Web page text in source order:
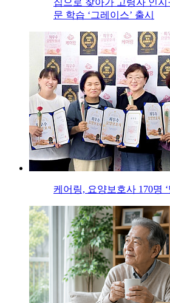
집으로 찾아가 고령자 인
문 학습 ‘그레이스’ 출시
케어링, 요양보호사 170명